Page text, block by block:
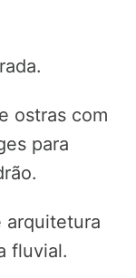
ostras com
para
arquitetura
fluvial.